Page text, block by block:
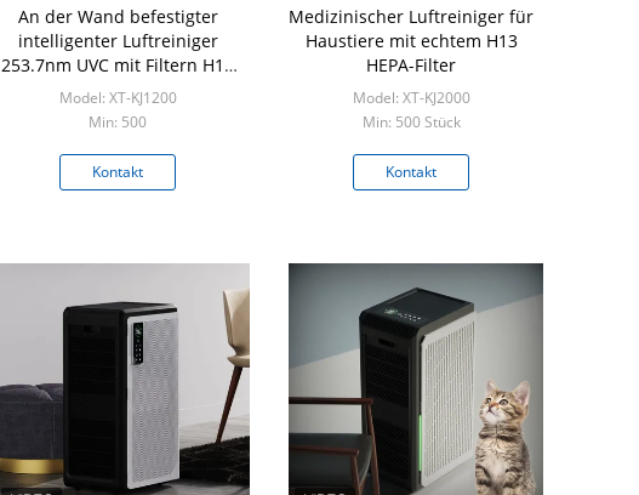
An der Wand befestigter
intelligenter Luftreiniger
253.7nm UVC mit Filtern H13
Hepa
Model: XT-KJ1200
Min: 500
Kontakt
Medizinischer Luftreiniger für
Haustiere mit echtem H13
HEPA-Filter
Model: XT-KJ2000
Min: 500 Stück
Kontakt